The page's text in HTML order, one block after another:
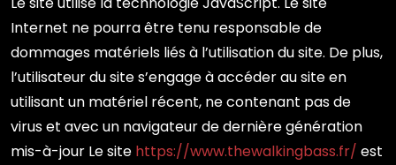
Internet ne pourra être tenu responsable de
dommages matériels liés à l’utilisation du site. De plus,
l’utilisateur du site s’engage à accéder au site en
utilisant un matériel récent, ne contenant pas de
virus et avec un navigateur de dernière génération
mis-à-jour Le site https://www.thewalkingbass.fr/ est